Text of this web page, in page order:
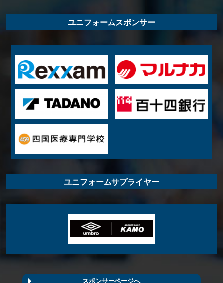
ユニフォームスポンサー
ユニフォームサプライヤー
スポンサーページへ